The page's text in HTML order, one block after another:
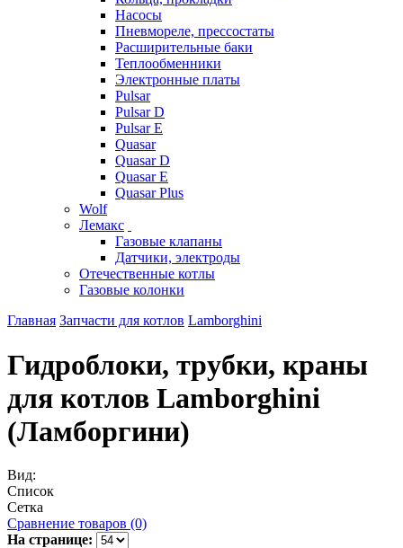
Насосы
Пневмореле, прессостаты
Расширительные баки
Теплообменники
Электронные платы
Pulsar
Pulsar D
Pulsar E
Quasar
Quasar D
Quasar E
Quasar Plus
Wolf
Лемакс
Газовые клапаны
Датчики, электроды
Отечественные котлы
Газовые колонки
Главная Запчасти для котлов Lamborghini
Гидроблоки, трубки, краны
для котлов Lamborghini
(Ламборгини)
Вид:
Список
Сетка
Сравнение товаров (0)
На странице: